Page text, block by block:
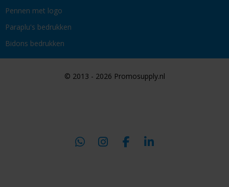
Pennen met logo
Paraplu's bedrukken
Bidons bedrukken
© 2013 - 2026 Promosupply.nl